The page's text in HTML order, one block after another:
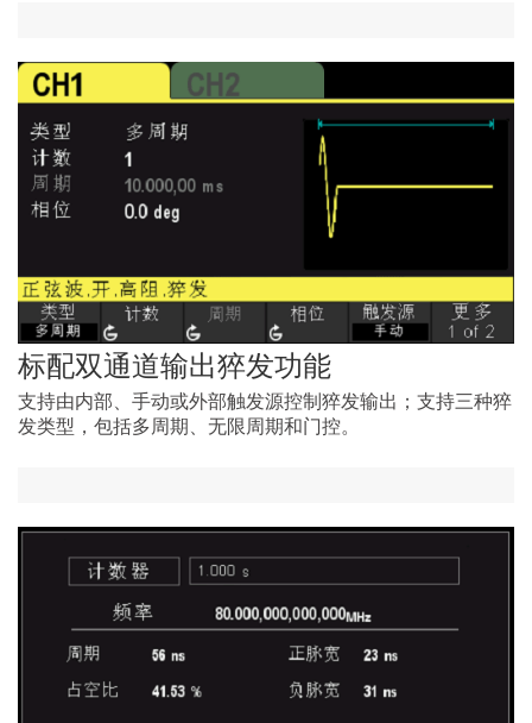
标配双通道输出猝发功能
支持由内部、手动或外部触发源控制猝发输出；支持三种猝
发类型，包括多周期、无限周期和门控。